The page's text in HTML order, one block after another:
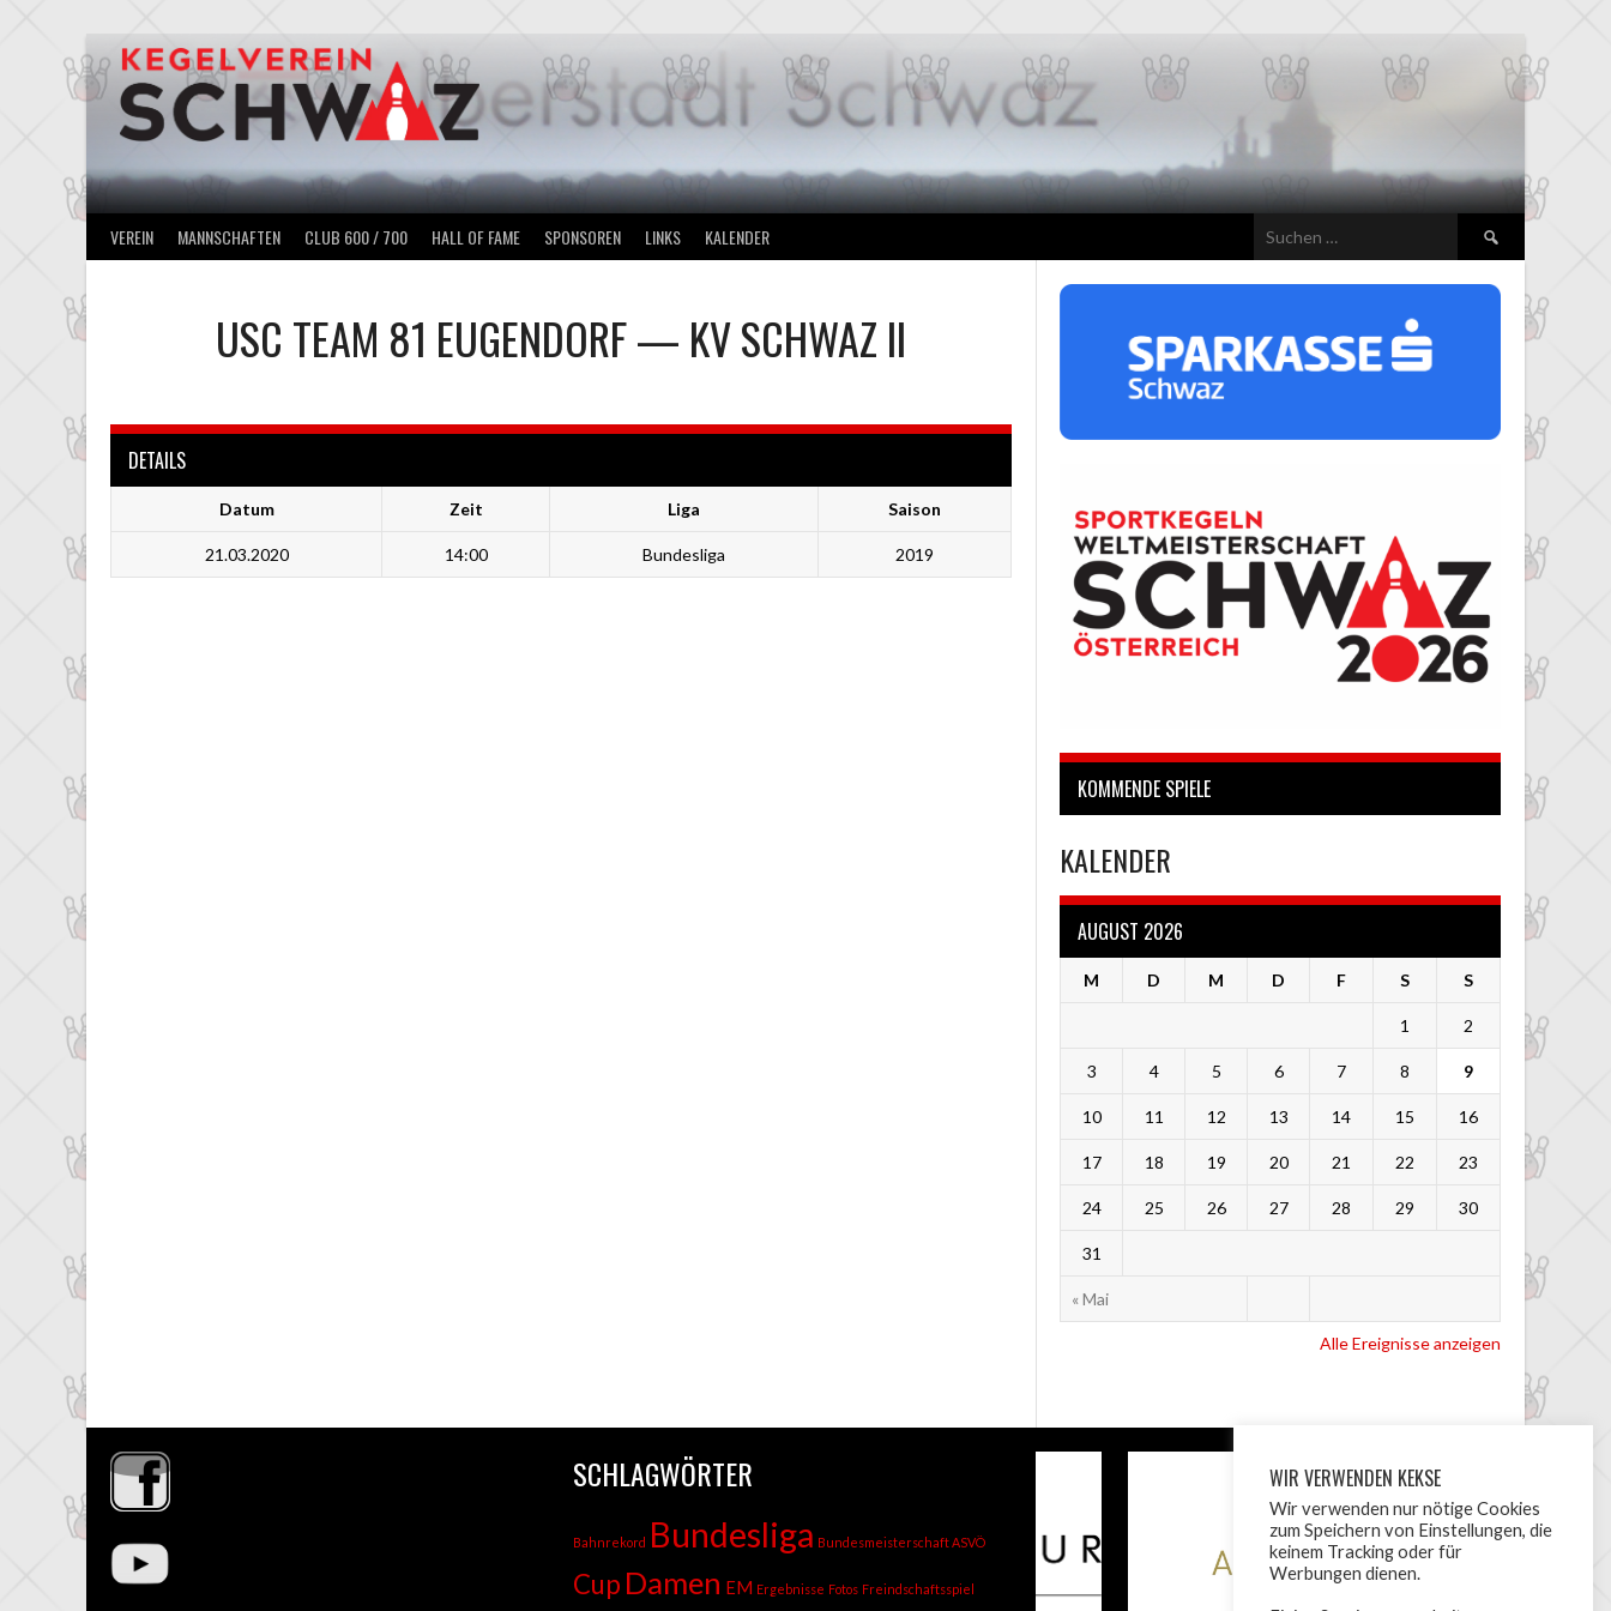
VEREIN MANNSCHAFTEN CLUB 600 / 700 HALL OF FAME SPONSOREN LINKS KALENDER
Suchen
nach:
USC TEAM 81 EUGENDORF— KV SCHWAZ II
DETAILS
Datum Zeit Liga Saison
21.03.2020 14:00 Bundesliga 2019
KOMMENDE SPIELE
KALENDER
AUGUST 2026
M D M D F S S
« Mai
1 2
3 4 5 6 7 8 9
10 11 12 13 14 15 16
17 18 19 20 21 22 23
24 25 26 27 28 29 30
31
Alle Ereignisse anzeigen
SCHLAGWÖRTER
Bahnrekord Bundesliga Bundesmeisterschaft ASVÖ
Cup Damen EM Ergebnisse Fotos Freindschaftsspiel
WIR VERWENDEN KEKSE
Wir verwenden nur nötige Cookies
zum Speichern von Einstellungen, die
keinem Tracking oder für
Werbungen dienen.